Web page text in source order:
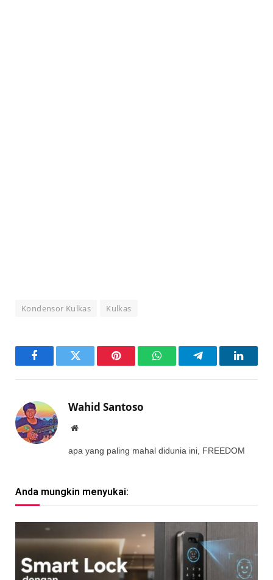
Kondensor Kulkas Kulkas
FacebookTwitter Pinterest WhatsAppTelegram
Wahid Santoso
Website
apa yang paling mahal didunia ini, FREEDOM
Anda mungkin menyukai: